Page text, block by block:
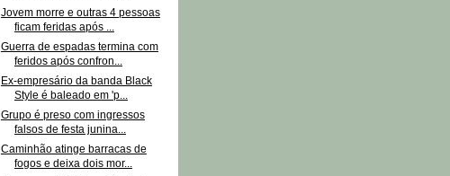
Jovem morre e outras 4 pessoas
ficam feridas após ...
Guerra de espadas termina com
feridos após confron...
Ex-empresário da banda Black
Style é baleado em 'p...
Grupo é preso com ingressos
falsos de festa junina...
Caminhão atinge barracas de
fogos e deixa dois mor...